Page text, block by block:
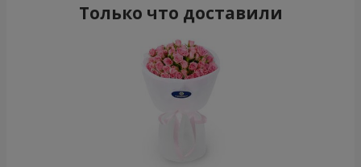
Только что доставили